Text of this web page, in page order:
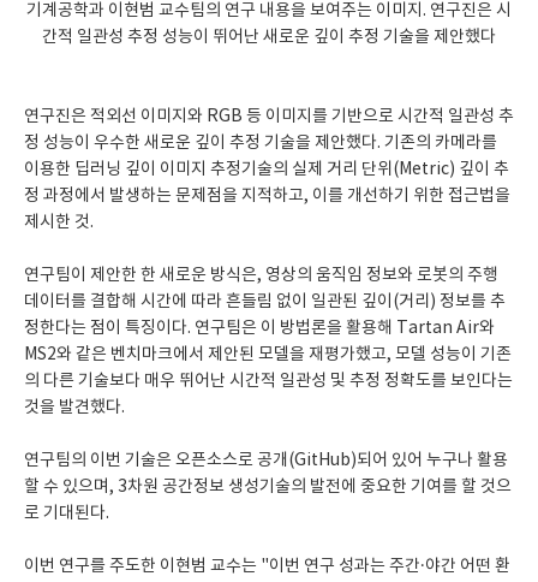
기계공학과 이현범 교수팀의 연구 내용을 보여주는 이미지. 연구진은 시
간적 일관성 추정 성능이 뛰어난 새로운 깊이 추정 기술을 제안했다
연구진은 적외선 이미지와 RGB 등 이미지를 기반으로 시간적 일관성 추
정 성능이 우수한 새로운 깊이 추정 기술을 제안했다. 기존의 카메라를
이용한 딥러닝 깊이 이미지 추정기술의 실제 거리 단위(Metric) 깊이 추
정 과정에서 발생하는 문제점을 지적하고, 이를 개선하기 위한 접근법을
제시한 것.
연구팀이 제안한 한 새로운 방식은, 영상의 움직임 정보와 로봇의 주행
데이터를 결합해 시간에 따라 흔들림 없이 일관된 깊이(거리) 정보를 추
정한다는 점이 특징이다. 연구팀은 이 방법론을 활용해 Tartan Air와
MS2와 같은 벤치마크에서 제안된 모델을 재평가했고, 모델 성능이 기존
의 다른 기술보다 매우 뛰어난 시간적 일관성 및 추정 정확도를 보인다는
것을 발견했다.
연구팀의 이번 기술은 오픈소스로 공개(GitHub)되어 있어 누구나 활용
할 수 있으며, 3차원 공간정보 생성기술의 발전에 중요한 기여를 할 것으
로 기대된다.
이번 연구를 주도한 이현범 교수는 "이번 연구 성과는 주간·야간 어떤 환